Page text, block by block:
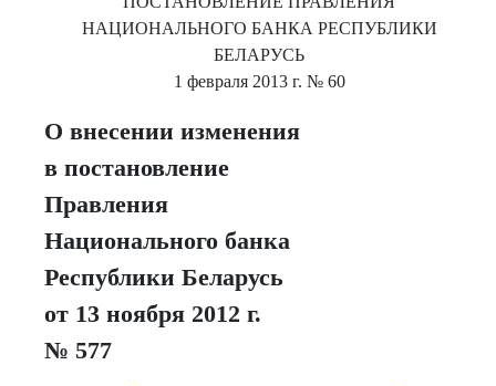
НАЦИОНАЛЬНОГО БАНКА РЕСПУБЛИКИ
БЕЛАРУСЬ
1 февраля 2013 г. № 60
О внесении изменения
в постановление
Правления
Национального банка
Республики Беларусь
от 13 ноября 2012 г.
№ 577